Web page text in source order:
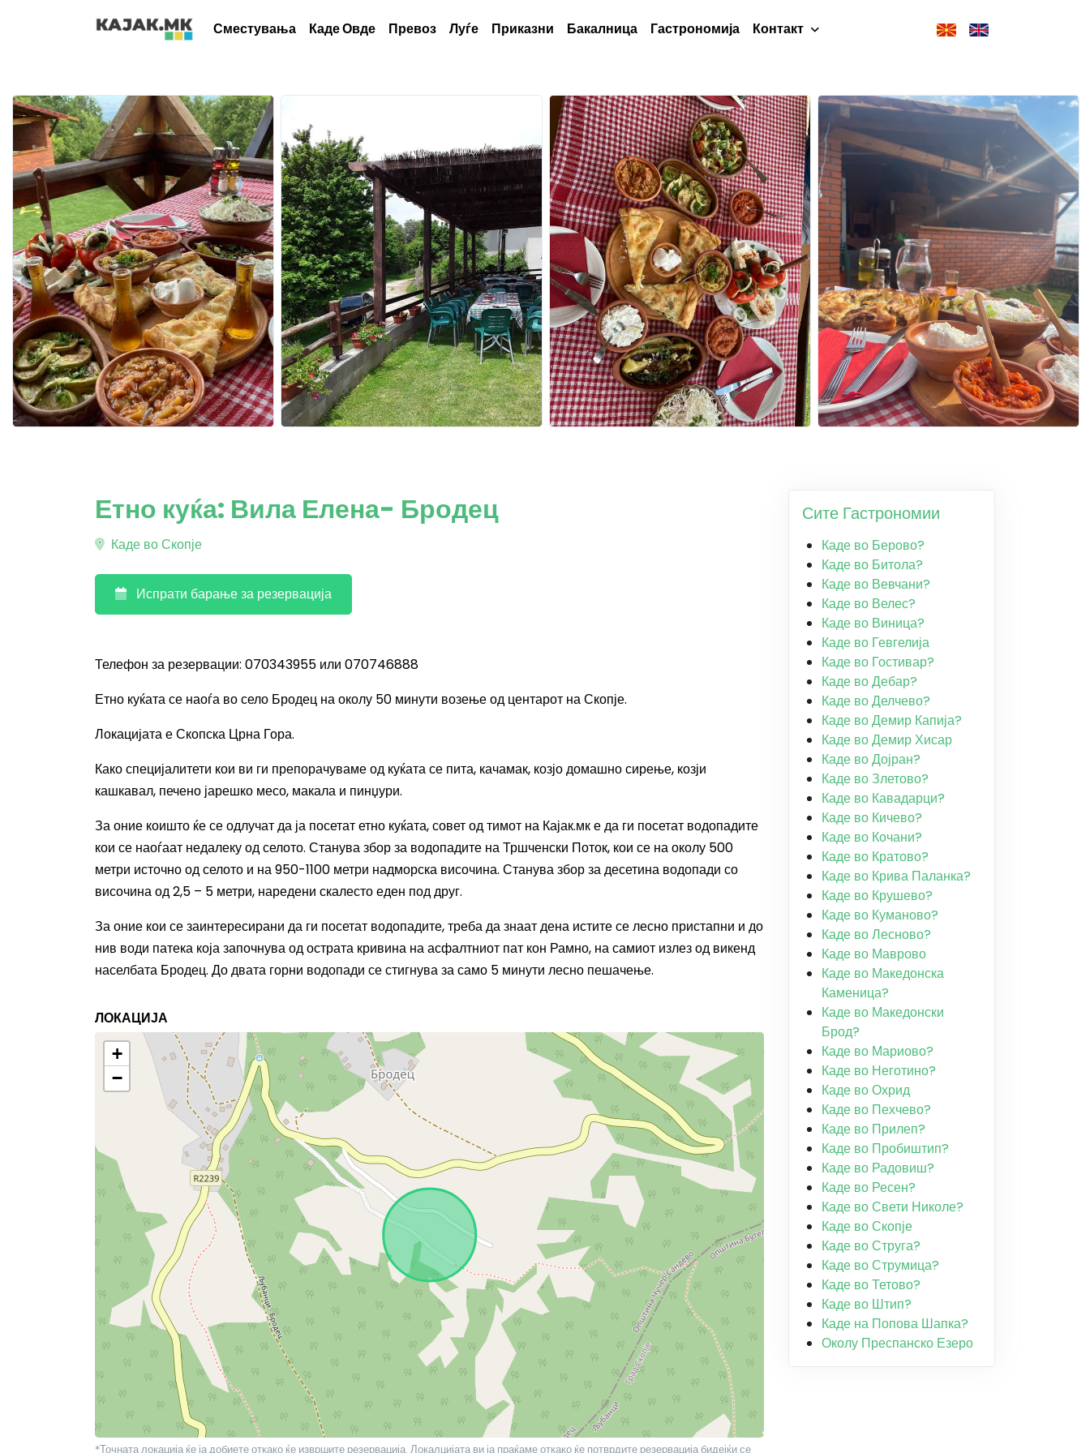
Сместувања Каде Овде Превоз Луѓе Приказни Бакалница Гастрономија Контакт
Етно куќа: Вила Елена- Бродец
Каде во Скопје
Испрати барање за резервација
Телефон за резервации: 070343955 или 070746888
Етно куќата се наоѓа во село Бродец на околу 50 минути возење од центарот на Скопје.
Локацијата е Скопска Црна Гора.
Како специјалитети кои ви ги препорачуваме од куќата се пита, качамак, козјо домашно сирење, козји
кашкавал, печено јарешко месо, макала и пинџури.
За оние коишто ќе се одлучат да ја посетат етно куќата, совет од тимот на Кајак.мк е да ги посетат водопадите
кои се наоѓаат недалеку од селото. Станува збор за водопадите на Тршченски Поток, кои се на околу 500
метри источно од селото и на 950-1100 метри надморска височина. Станува збор за десетина водопади со
височина од 2,5 – 5 метри, наредени скалесто еден под друг.
За оние кои се заинтересирани да ги посетат водопадите, треба да знаат дена истите се лесно пристапни и до
нив води патека која започнува од острата кривина на асфалтниот пат кон Рамно, на самиот излез од викенд
населбата Бродец. До двата горни водопади се стигнува за само 5 минути лесно пешачење.
ЛОКАЦИЈА
+
−
*Точната локација ќе ја добиете откако ќе извршите резервација. Локалцијата ви ја праќаме откако ќе потврдите резервација бидејќи се
Сите Гастрономии
Каде во Берово?
Каде во Битола?
Каде во Вевчани?
Каде во Велес?
Каде во Виница?
Каде во Гевгелија
Каде во Гостивар?
Каде во Дебар?
Каде во Делчево?
Каде во Демир Капија?
Каде во Демир Хисар
Каде во Дојран?
Каде во Злетово?
Каде во Кавадарци?
Каде во Кичево?
Каде во Кочани?
Каде во Кратово?
Каде во Крива Паланка?
Каде во Крушево?
Каде во Куманово?
Каде во Лесново?
Каде во Маврово
Каде во Македонска
Каменица?
Каде во Македонски
Брод?
Каде во Мариово?
Каде во Неготино?
Каде во Охрид
Каде во Пехчево?
Каде во Прилеп?
Каде во Пробиштип?
Каде во Радовиш?
Каде во Ресен?
Каде во Свети Николе?
Каде во Скопје
Каде во Струга?
Каде во Струмица?
Каде во Тетово?
Каде во Штип?
Каде на Попова Шапка?
Околу Преспанско Езеро